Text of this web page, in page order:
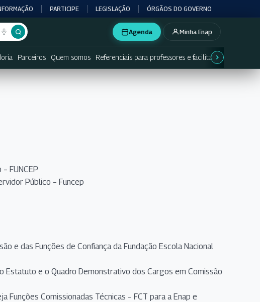
PARTICIPE LEGISLAÇÃO ÓRGÃOS DO GOVERNO
Agenda Minha Enap
Parceiros Quem somos Referenciais para professores e facilitadores
FUNCEP
Público – Funcep
e das Funções de Confiança da Fundação Escola Nacional
e o Quadro Demonstrativo dos Cargos em Comissão
Comissionadas Técnicas – FCT para a Enap e